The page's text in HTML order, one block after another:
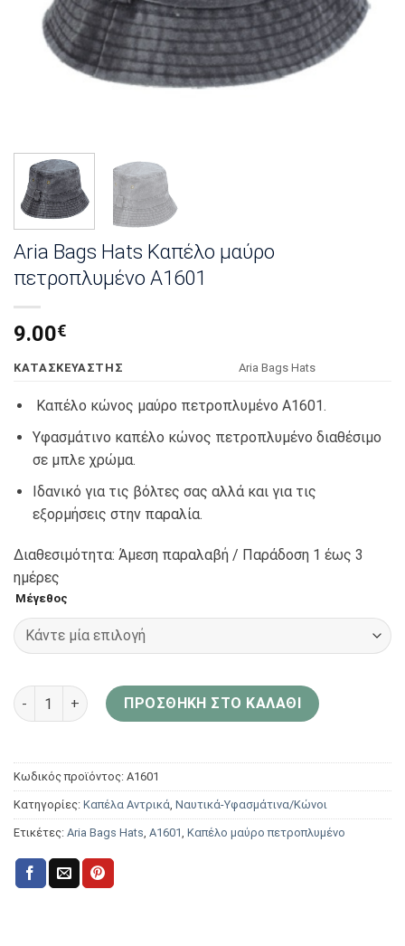
Aria Bags Hats Καπέλο μαύρο
πετροπλυμένο Α1601
9.00€
KΑΤΑΣΚΕΥΑΣΤΗΣ Αria Bags Hats
Kαπέλο κώνος μαύρο πετροπλυμένο Α1601.
Υφασμάτινο καπέλο κώνος πετροπλυμένο διαθέσιμο
σε μπλε χρώμα.
Ιδανικό για τις βόλτες σας αλλά και για τις
εξορμήσεις στην παραλία.
Διαθεσιμότητα: Άμεση παραλαβή / Παράδoση 1 έως 3
ημέρες
Μέγεθος
Aria Bags Hats Καπέλο μαύρο πετροπλυμένο Α1601
ΠΡΟΣΘΉΚΗ ΣΤΟ ΚΑΛΆΘΙ
Κωδικός προϊόντος: Α1601
Κατηγορίες: Καπέλα Αντρικά, Ναυτικά-Υφασμάτινα/Κώνοι
Ετικέτες: Aria Bags Hats, Α1601, Καπέλο μαύρο πετροπλυμένο